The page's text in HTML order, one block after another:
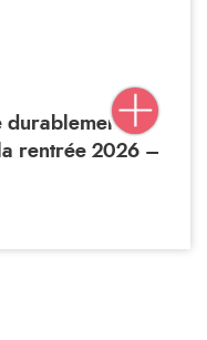
durablement » :
rentrée 2026 –